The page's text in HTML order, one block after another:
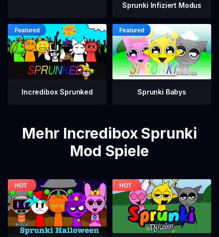
Sprunki Infiziert Modus
Incredibox Sprunked Sprunki Babys
Mehr Incredibox Sprunki
Mod Spiele